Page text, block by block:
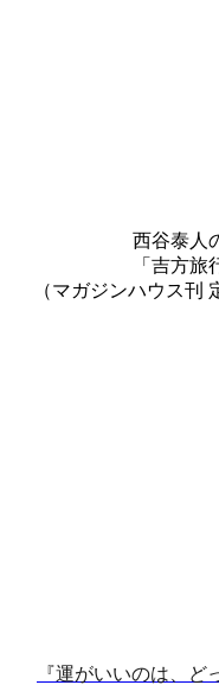
西谷泰人
「吉方旅
（マガジンハウス刊
『運がいいのは、ど